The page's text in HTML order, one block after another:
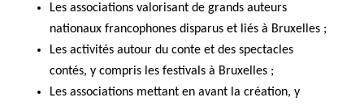
Les associations valorisant de grands auteurs
nationaux francophones disparus et liés à Bruxelles ;
Les activités autour du conte et des spectacles
contés, y compris les festivals à Bruxelles ;
Les associations mettant en avant la création, y